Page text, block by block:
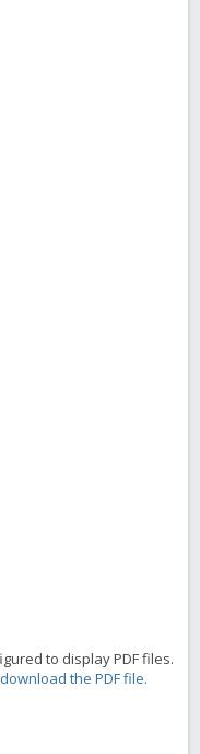
to display PDF files.
the PDF file.